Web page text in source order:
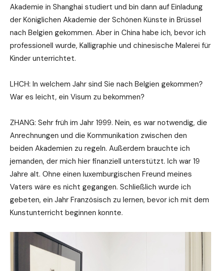
Akademie in Shanghai studiert und bin dann auf Einladung
der Königlichen Akademie der Schönen Künste in Brüssel
nach Belgien gekommen. Aber in China habe ich, bevor ich
professionell wurde, Kalligraphie und chinesische Malerei für
Kinder unterrichtet.
LHCH: In welchem Jahr sind Sie nach Belgien gekommen?
War es leicht, ein Visum zu bekommen?
ZHANG: Sehr früh im Jahr 1999. Nein, es war notwendig, die
Anrechnungen und die Kommunikation zwischen den
beiden Akademien zu regeln. Außerdem brauchte ich
jemanden, der mich hier finanziell unterstützt. Ich war 19
Jahre alt. Ohne einen luxemburgischen Freund meines
Vaters wäre es nicht gegangen. Schließlich wurde ich
gebeten, ein Jahr Französisch zu lernen, bevor ich mit dem
Kunstunterricht beginnen konnte.